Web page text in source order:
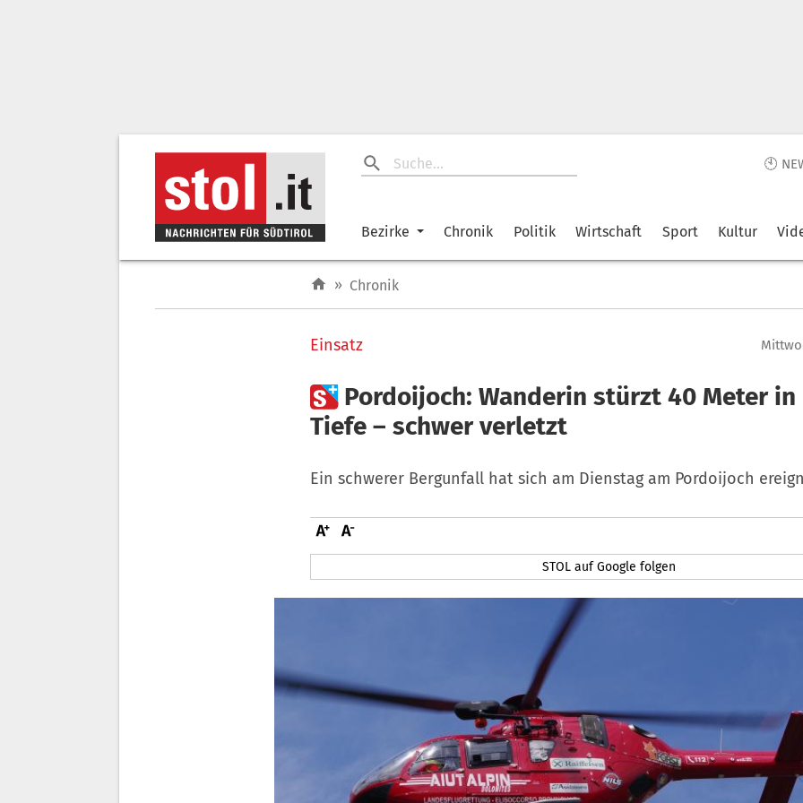
🕙
Bezirke Chronik Politik Wirtschaft Sport Kultur
» Chronik
Einsatz
 Pordoijoch: Wanderin stürzt 40 Meter in
Tiefe – schwer verletzt
Ein schwerer Bergunfall hat sich am Dienstag am Pordoijoch
STOL auf Google folgen